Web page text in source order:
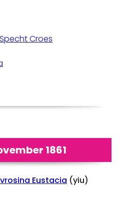
Croes
1861
Eustacia (yiu)